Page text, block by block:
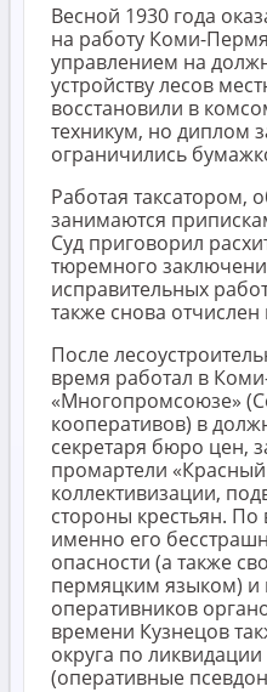
Весной 1930 года
на работу Коми-
управлением на
устройству лесов
восстановили в
техникум, но диплом
ограничились
Работая таксатором,
занимаются
Суд приговорил
тюремного
исправительных
также снова
После
время работал в
«Многопромсоюзе»
кооперативов) в
секретаря бюро цен,
промартели
коллективизации,
стороны крестьян. По
именно его
опасности (а также
пермяцким языком) и
оперативников
времени Кузнецов
округа по ликвидации
(оперативные